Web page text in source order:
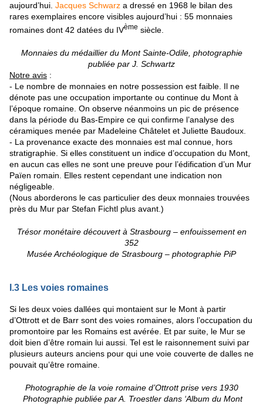
aujourd’hui. Jacques Schwarz a dressé en 1968 le bilan des
rares exemplaires encore visibles aujourd’hui : 55 monnaies
romaines dont 42 datées du IVème siècle.
Monnaies du médaillier du Mont Sainte-Odile, photographie
publiée par J. Schwartz
Notre avis :
- Le nombre de monnaies en notre possession est faible. Il ne
dénote pas une occupation importante ou continue du Mont à
l’époque romaine. On observe néanmoins un pic de présence
dans la période du Bas-Empire ce qui confirme l’analyse des
céramiques menée par Madeleine Châtelet et Juliette Baudoux.
- La provenance exacte des monnaies est mal connue, hors
stratigraphie. Si elles constituent un indice d’occupation du Mont,
en aucun cas elles ne sont une preuve pour l’édification d’un Mur
Païen romain. Elles restent cependant une indication non
négligeable.
(Nous aborderons le cas particulier des deux monnaies trouvées
près du Mur par Stefan Fichtl plus avant.)
Trésor monétaire découvert à Strasbourg – enfouissement en
352
Musée Archéologique de Strasbourg – photographie PiP
I.3 Les voies romaines
Si les deux voies dallées qui montaient sur le Mont à partir
d’Ottrott et de Barr sont des voies romaines, alors l’occupation du
promontoire par les Romains est avérée. Et par suite, le Mur se
doit bien d’être romain lui aussi. Tel est le raisonnement suivi par
plusieurs auteurs anciens pour qui une voie couverte de dalles ne
pouvait qu’être romaine.
Photographie de la voie romaine d’Ottrott prise vers 1930
Photographie publiée par A. Troestler dans ‘Album du Mont